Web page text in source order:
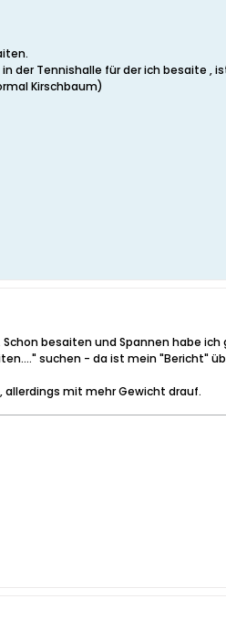
der Tennishalle für der ich besaite ,
Kirschbaum)
besaiten und Spannen habe
suchen - da ist mein "Bericht"
mit mehr Gewicht drauf.